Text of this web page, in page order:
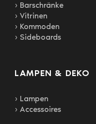
› Barschränke
› Vitrinen
› Kommoden
› Sideboards
LAMPEN & DEKO
› Lampen
› Accessoires